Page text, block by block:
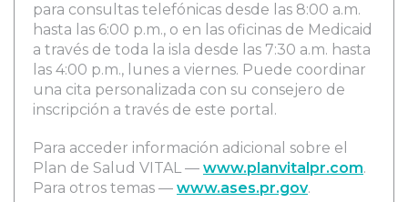
para consultas telefónicas desde las 8:00 a.m.
hasta las 6:00 p.m., o en las oficinas de Medicaid
a través de toda la isla desde las 7:30 a.m. hasta
las 4:00 p.m., lunes a viernes. Puede coordinar
una cita personalizada con su consejero de
inscripción a través de este portal.
Para acceder información adicional sobre el
Plan de Salud VITAL — www.planvitalpr.com.
Para otros temas — www.ases.pr.gov.